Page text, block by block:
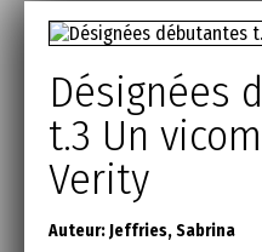
Désignées
t.3 Un
Verity
Auteur:Jeffries, Sabrina